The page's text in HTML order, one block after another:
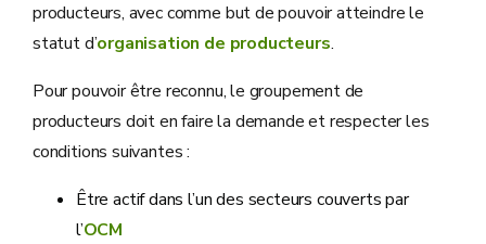
producteurs, avec comme but de pouvoir atteindre le
statut d’organisation de producteurs.
Pour pouvoir être reconnu, le groupement de
producteurs doit en faire la demande et respecter les
conditions suivantes :
Être actif dans l’un des secteurs couverts par
l’OCM